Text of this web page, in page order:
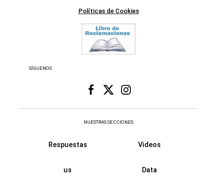
Políticas de Cookies
SÍGUENOS
NUESTRAS SECCIONES
Respuestas Videos
us Data